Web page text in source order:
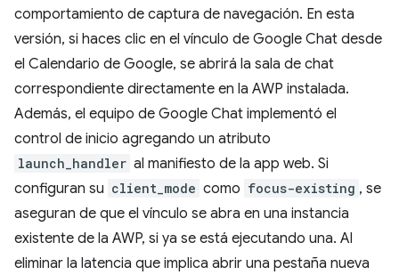
comportamiento de captura de navegación. En esta
versión, si haces clic en el vínculo de Google Chat desde
el Calendario de Google, se abrirá la sala de chat
correspondiente directamente en la AWP instalada.
Además, el equipo de Google Chat implementó el
control de inicio agregando un atributo
launch_handler al manifiesto de la app web. Si
configuran su client_mode como focus-existing , se
aseguran de que el vínculo se abra en una instancia
existente de la AWP, si ya se está ejecutando una. Al
eliminar la latencia que implica abrir una pestaña nueva